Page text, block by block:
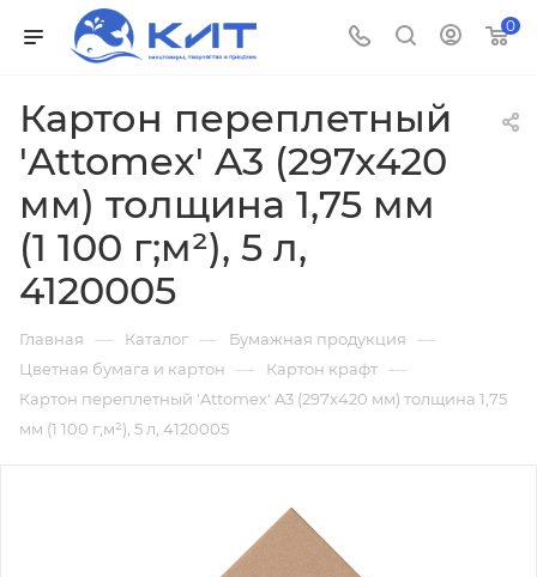
0
Картон переплетный
'Attomex' A3 (297x420
мм) толщина 1,75 мм
(1 100 г;м²), 5 л,
4120005
Главная — Каталог — Бумажная продукция —
Цветная бумага и картон — Картон крафт —
Картон переплетный 'Attomex' A3 (297x420 мм) толщина 1,75
мм (1 100 г;м²), 5 л, 4120005